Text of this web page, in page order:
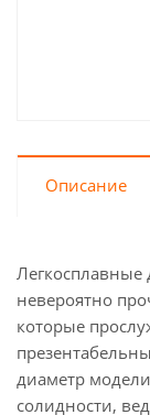
Описание
Легкосплавные
невероятно
которые
диаметр
солидности,